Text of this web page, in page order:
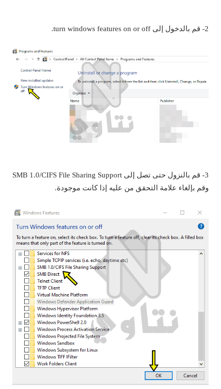
2- قم بالدخول إلى turn windows features on or off.
3- قم بالنزول حتى تصل إلى SMB 1.0/CIFS File Sharing Support
وقم بإلغاء علامة التحقق من عليه إذا كانت موجودة.